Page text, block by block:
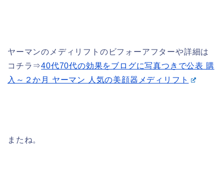
ヤーマンのメディリフトのビフォーアフターや詳細は
コチラ⇒40代70代の効果をブログに写真つきで公表 購
入～２か月 ヤーマン 人気の美顔器メディリフト
またね。